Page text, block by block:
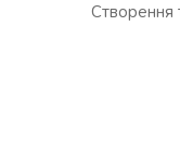
Створення